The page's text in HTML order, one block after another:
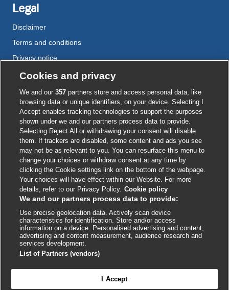
Legal
Disclaimer
Terms and conditions
Privacy notice
Cookie policy
Accessibility
External
link
opens
in
a
new
window
External
link
opens
in
a
new
window
External
link
opens
in
a
new
window
External
link
opens
in
a
new
window
External
link
opens
in
a
new
window
© BMJ Publishing Group 2026
ISSN 2515-9615
Cookies and privacy
We and our357 partners store and access personal data, like
browsing data or unique identifiers, on your device. Selecting I
Accept enables tracking technologies to support the purposes
shown under we and our partners process data to provide.
Selecting Reject All or withdrawing your consent will disable
them. If trackers are disabled, some content and ads you see
may not be as relevant to you. You can resurface this menu to
change your choices or withdraw consent at any time by
clicking the Cookie settings link on the bottom of the webpage.
Your choices will have effect within our Website. For more
details, refer to our Privacy Policy. Cookie policy
We and our partners process data to provide:
Use precise geolocation data. Actively scan device
characteristics for identification. Store and/or access
information on a device. Personalised advertising and content,
advertising and content measurement, audience research and
services development.
List of Partners (vendors)
I Accept